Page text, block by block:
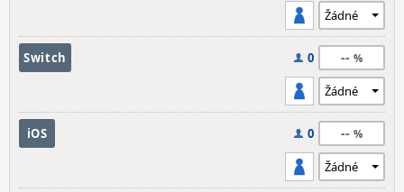
Switch 0 --
iOS 0 --